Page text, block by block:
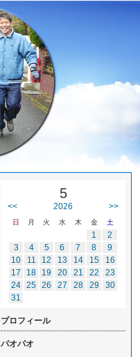
5
<< 2026 >>
日 月 火 水 木 金 土
1
2
3
4 5 6 7 8
9
10
11 12 13 14 15
16
17
18 19 20 21 22
23
24 25 26 27 28 29
30
31
プロフィール
パオパオ